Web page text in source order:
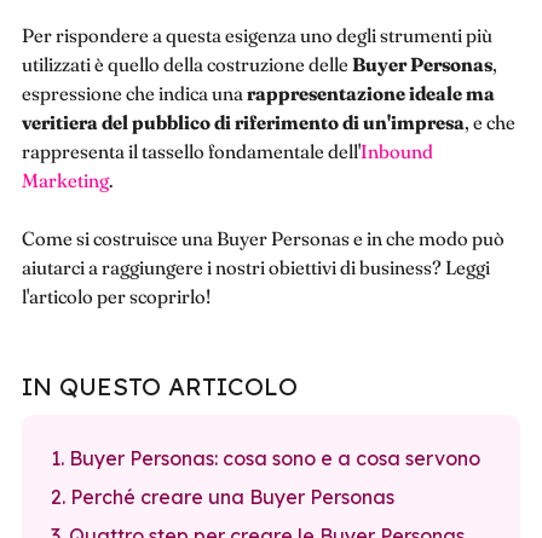
Per rispondere a questa esigenza uno degli strumenti più
utilizzati è quello della costruzione delle Buyer Personas,
espressione che indica una rappresentazione ideale ma
veritiera del pubblico di riferimento di un'impresa, e che
rappresenta il tassello fondamentale dell'Inbound
Marketing.
Come si costruisce una Buyer Personas e in che modo può
aiutarci a raggiungere i nostri obiettivi di business? Leggi
l'articolo per scoprirlo!
IN QUESTO ARTICOLO
1. Buyer Personas: cosa sono e a cosa servono
2. Perché creare una Buyer Personas